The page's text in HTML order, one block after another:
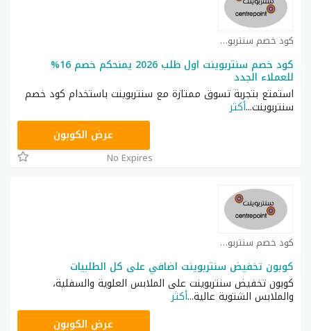
كود خصم سنتربوينت كوبون
كود خصم سنتربوينت اول طلب 2026 يمنحكم خصم 16%
للعملاء الجدد
استمتع بتجربة تسوق ممتازة مع سنتربوينت باستخدام كود خصم
سنتربوينت...أكثر
عرض الكوبون
No Expires
كود خصم سنتربوينت كوبون
كوبون تخفيض سنتربوينت اضافي على كل الطلبيات
كوبون تخفيض سنتربوينت على الملابس العلوية والسفلية،
والملابس الشتوية عالية...أكثر
ASMARعرض الكوبون